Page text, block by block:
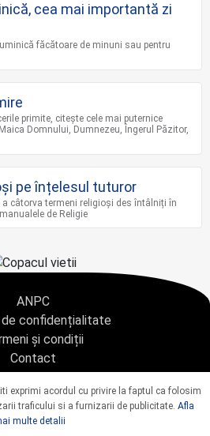
cea mai importantă zi
făcătoare de minuni sau pentru
primite, citește cele mai puternice
Domnului, Dumnezeu, Îngerul Păzitor,
pe înțelesul tuturor
câtorva termeni religioși des întâlniți în
de Religie
ANPC
confidențialitate
și condiții
Contact
SRL - toate drepturile rezervate
2020 CUI: 42925428
exprimi acordul cu privire la faptul ca folosim
traficului si a furnizarii de publicitate. Afla
multe detalii